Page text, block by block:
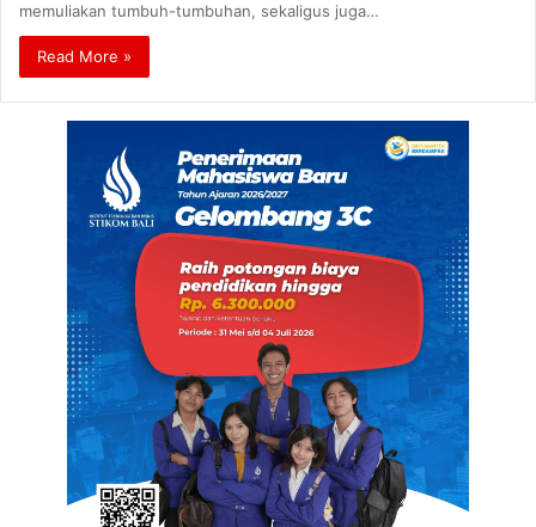
memuliakan tumbuh-tumbuhan, sekaligus juga…
Read More »